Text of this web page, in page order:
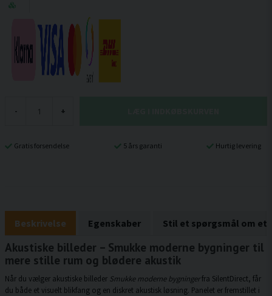
- +
Gratis forsendelse 5 års garanti Hurtig levering
Beskrivelse Egenskaber Stil et spørgsmål om et
Akustiske billeder – Smukke moderne bygninger til
mere stille rum og blødere akustik
Når du vælger akustiske billeder Smukke moderne bygningerfra SilentDirect, får
du både et visuelt blikfang og en diskret akustisk løsning. Panelet er fremstillet i